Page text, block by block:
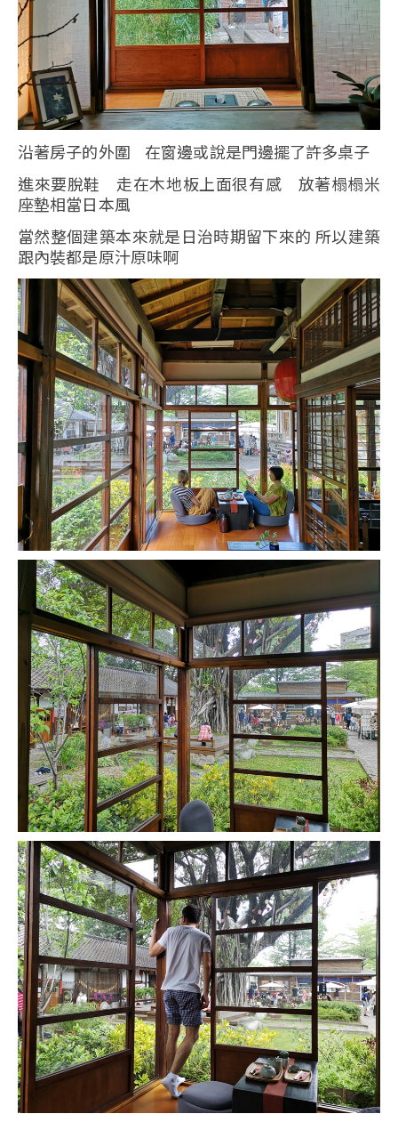
沿著房子的外圍 在窗邊或說是門邊擺了許多桌子
進來要脫鞋 走在木地板上面很有感 放著榻榻米
座墊相當日本風
當然整個建築本來就是日治時期留下來的 所以建築
跟內裝都是原汁原味啊